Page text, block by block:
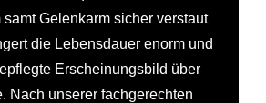
samt Gelenkarm sicher verstaut
die Lebensdauer enorm und
Erscheinungsbild über
Nach unserer fachgerechten